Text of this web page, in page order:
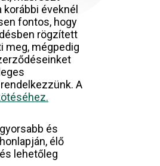
éveknél
fontos, hogy
rögzített
meg, mégpedig
A
és
élő
lehetőleg